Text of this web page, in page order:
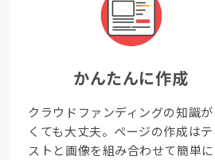
かんたんに作成
クラウドファンディングの知識
くても大丈夫。ページの作成は
ストと画像を組み合わせて簡単